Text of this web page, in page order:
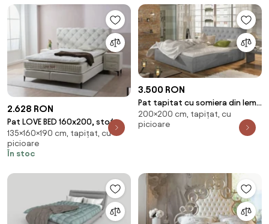
2.628 RON
Pat LOVE BED 160x200, stofa
catifelata crem - Luna 01, cu
somiera si s
135×160×190 cm, tapițat, cu
picioare
În stoc
3.500 RON
Pat tapitat cu somiera din lemn
si spatiu pentru depozitare,
200x200 cm, Milano L201, Eltap
(Culoare: Gri inchis / Jasmine
200×200 cm, tapițat, cu
picioare